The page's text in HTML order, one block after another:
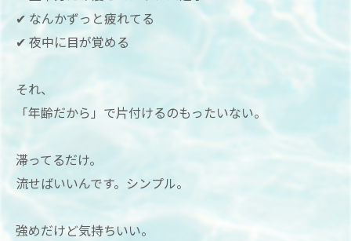
✔ なんかずっと疲れてる
✔ 夜中に目が覚める
それ、
「年齢だから」で片付けるのもったいない。
滞ってるだけ。
流せばいいんです。シンプル。
強めだけど気持ちいい。